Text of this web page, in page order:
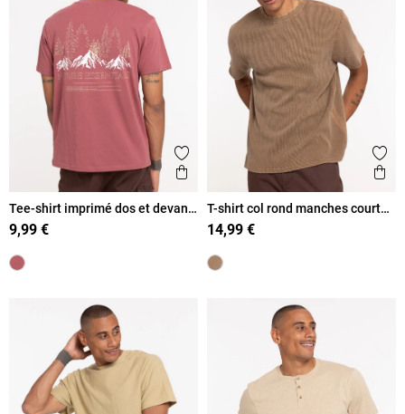
Ajouter aux favoris
Aperçu rapide
Tee-shirt imprimé dos et devant
homme
9,99 €
T-shirt col rond manches courtes
homme
14,99 €